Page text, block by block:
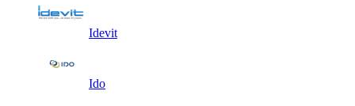
Idevit
Ido